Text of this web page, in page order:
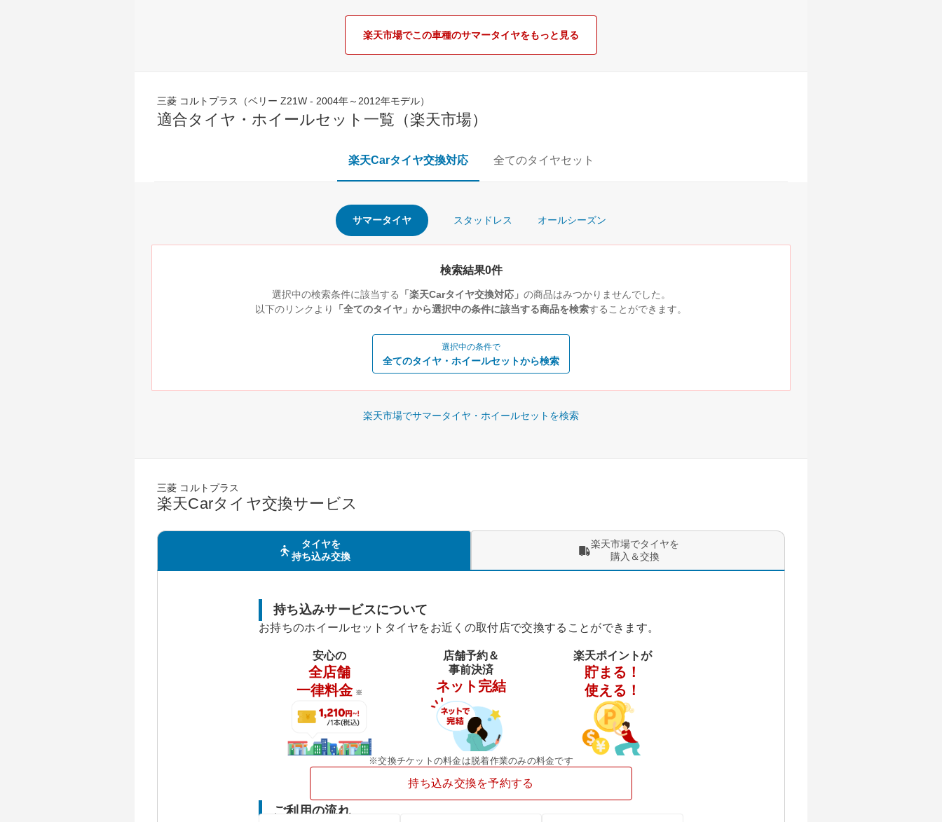
楽天市場でこの車種のサマータイヤをもっと見る
三菱 コルトプラス（ベリー Z21W - 2004年～2012年モデル）
適合タイヤ・ホイールセット一覧（楽天市場）
楽天Carタイヤ交換対応 全てのタイヤセット
サマータイヤ スタッドレス オールシーズン
検索結果0件
選択中の検索条件に該当する 「楽天Carタイヤ交換対応」 の商品はみつかりませんでした。
以下のリンクより
「全てのタイヤ」から選択中の条件に該当する商品を検索することができます。
選択中の条件で
全てのタイヤ・ホイールセットから検索
楽天市場でサマータイヤ・ホイールセットを検索
三菱 コルトプラス
楽天Carタイヤ交換サービス
タイヤを
持ち込み交換
楽天市場でタイヤを
購入＆交換
持ち込みサービスについて
お持ちのホイールセットタイヤをお近くの取付店で交換することができます。
安心の
全店舗
一律料金 ※
店舗予約＆
事前決済
ネット完結
楽天ポイントが
貯まる！
使える！
※交換チケットの料金は脱着作業のみの料金です
持ち込み交換を予約する
ご利用の流れ